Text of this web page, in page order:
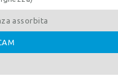
assorbita